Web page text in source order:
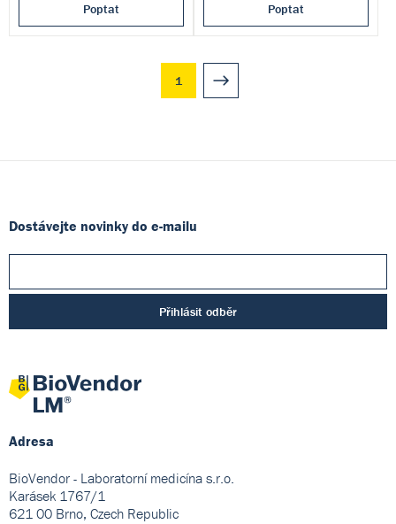
Poptat Poptat
1
Dostávejte novinky do e-mailu
Přihlásit odběr
Adresa
BioVendor - Laboratorní medicína s.r.o.
Karásek 1767/1
621 00 Brno, Czech Republic